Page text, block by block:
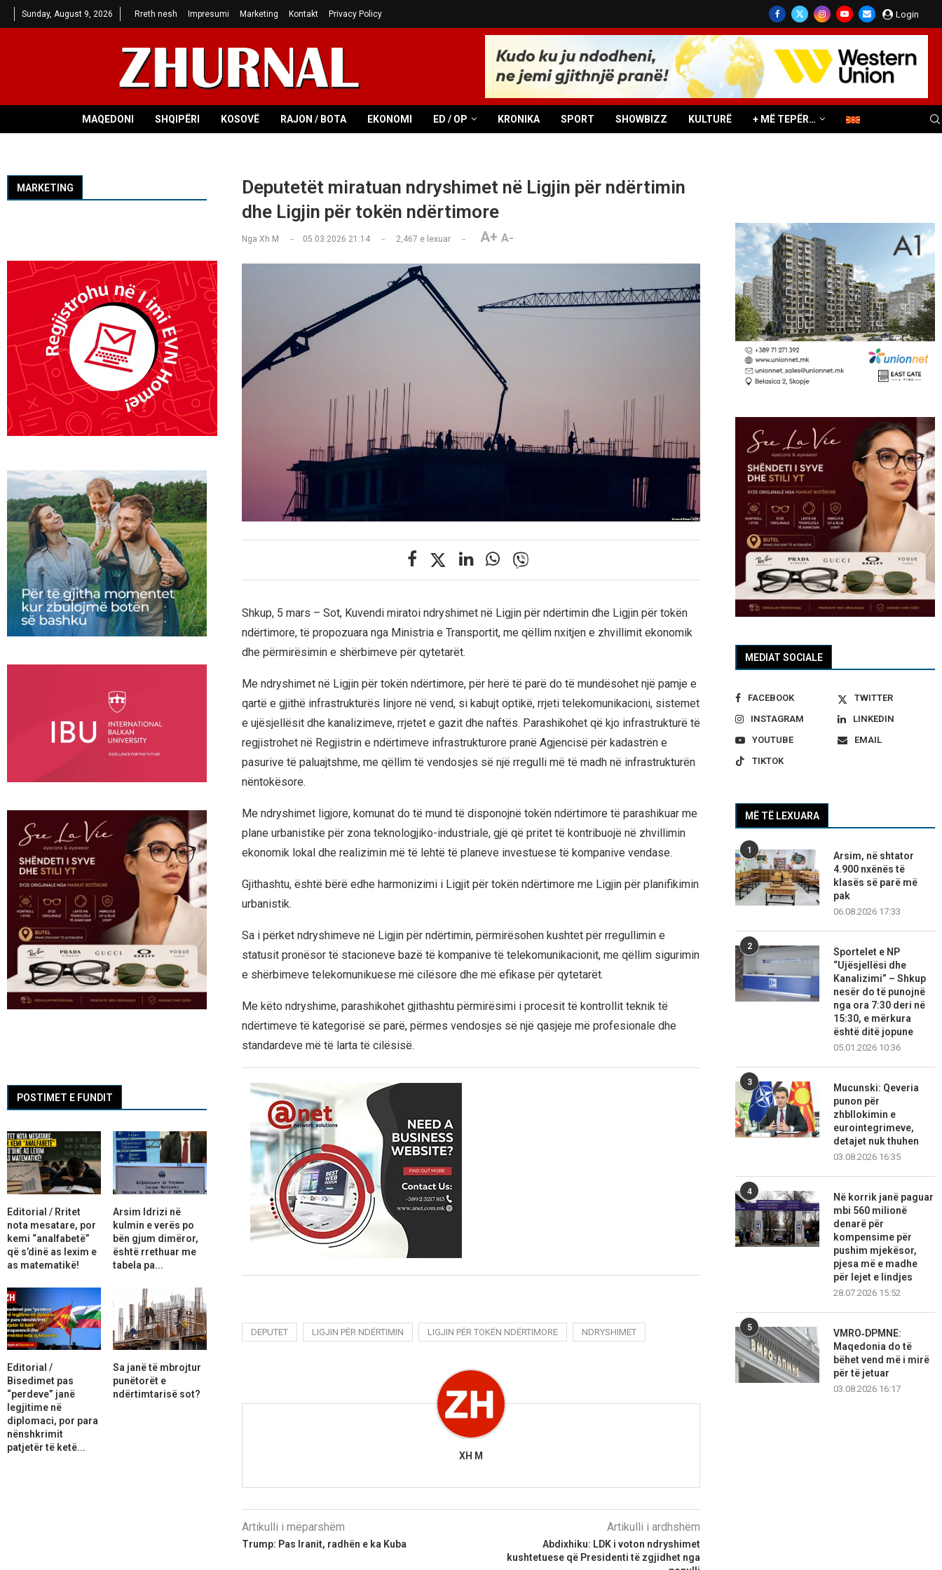
Sunday, August 9, 2026 Rreth nesh Impresumi Marketing Kontakt Privacy Policy Login
MAQEDONI SHQIPËRI KOSOVË RAJON / BOTA EKONOMI ED / OP KRONIKA SPORT SHOWBIZZ KULTURË + MË TEPËR…
Deputetët miratuan ndryshimet në Ligjin për ndërtimin
dhe Ligjin për tokën ndërtimore
Nga Xh M 05.03.2026 21:14 2,467 e lexuar A+ A-
Shkup, 5 mars – Sot, Kuvendi miratoi ndryshimet në Ligjin për ndërtimin dhe Ligjin për tokën
ndërtimore, të propozuara nga Ministria e Transportit, me qëllim nxitjen e zhvillimit ekonomik
dhe përmirësimin e shërbimeve për qytetarët.
Me ndryshimet në Ligjin për tokën ndërtimore, për herë të parë do të mundësohet një pamje e
qartë e gjithë infrastrukturës linjore në vend, si kabujt optikë, rrjeti telekomunikacioni, sistemet
e ujësjellësit dhe kanalizimeve, rrjetet e gazit dhe naftës. Parashikohet që kjo infrastrukturë të
regjistrohet në Regjistrin e ndërtimeve infrastrukturore pranë Agjencisë për kadastrën e
pasurive të paluajtshme, me qëllim të vendosjes së një rregulli më të madh në infrastrukturën
nëntokësore.
Me ndryshimet ligjore, komunat do të mund të disponojnë tokën ndërtimore të parashikuar me
plane urbanistike për zona teknologjiko-industriale, gjë që pritet të kontribuojë në zhvillimin
ekonomik lokal dhe realizimin më të lehtë të planeve investuese të kompanive vendase.
Gjithashtu, është bërë edhe harmonizimi i Ligjit për tokën ndërtimore me Ligjin për planifikimin
urbanistik.
Sa i përket ndryshimeve në Ligjin për ndërtimin, përmirësohen kushtet për rregullimin e
statusit pronësor të stacioneve bazë të kompanive të telekomunikacionit, me qëllim sigurimin
e shërbimeve telekomunikuese më cilësore dhe më efikase për qytetarët.
Me këto ndryshime, parashikohet gjithashtu përmirësimi i procesit të kontrollit teknik të
ndërtimeve të kategorisë së parë, përmes vendosjes së një qasjeje më profesionale dhe
standardeve më të larta të cilësisë.
DEPUTET LIGJIN PËR NDËRTIMIN LIGJIN PËR TOKËN NDËRTIMORE NDRYSHIMET
XH M
Artikulli i mëparshëm
Trump: Pas Iranit, radhën e ka Kuba
Artikulli i ardhshëm
Abdixhiku: LDK i voton ndryshimet
kushtetuese që Presidenti të zgjidhet nga
MEDIAT SOCIALE
FACEBOOK
TWITTER
INSTAGRAM
LINKEDIN
YOUTUBE
EMAIL
TIKTOK
MË TË LEXUARA
1
Arsim, në shtator
4.900 nxënës të
klasës së parë më
pak
06.08.2026 17:33
2
Sportelet e NP
“Ujësjellësi dhe
Kanalizimi” – Shkup
nesër do të punojnë
nga ora 7:30 deri në
15:30, e mërkura
është ditë jopune
05.01.2026 10:36
3
Mucunski: Qeveria
punon për
zhbllokimin e
eurointegrimeve,
detajet nuk thuhen
03.08.2026 16:35
4
Në korrik janë paguar
mbi 560 milionë
denarë për
kompensime për
pushim mjekësor,
pjesa më e madhe
për lejet e lindjes
28.07.2026 15:52
5
VMRO‑DPMNE:
Maqedonia do të
bëhet vend më i mirë
për të jetuar
03.08.2026 16:17
MARKETING
POSTIMET E FUNDIT
Editorial / Rritet
nota mesatare, por
kemi “analfabetë”
që s’dinë as lexim e
as matematikë!
Arsim Idrizi në
kulmin e verës po
bën gjum dimëror,
është rrethuar me
tabela pa...
Editorial /
Bisedimet pas
“perdeve” janë
legjitime në
diplomaci, por para
nënshkrimit
patjetër të ketë...
Sa janë të mbrojtur
punëtorët e
ndërtimtarisë sot?